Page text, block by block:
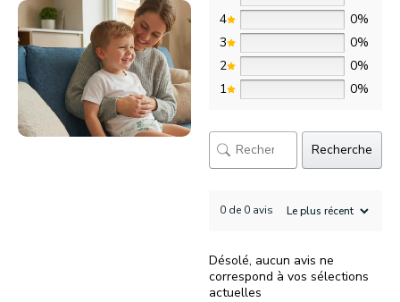
4
0%
3
0%
2
0%
1
0%
Recherche
0 de 0 avis
Désolé, aucun avis ne
correspond à vos sélections
actuelles